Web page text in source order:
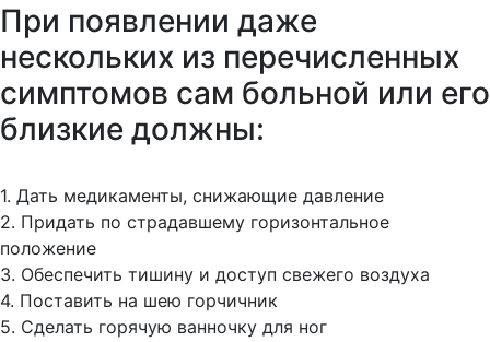
При появлении даже
нескольких из перечисленных
симптомов сам больной или его
близкие должны:
1. Дать медикаменты, снижающие давление
2. Придать по страдавшему горизонтальное
положение
3. Обеспечить тишину и доступ свежего воздуха
4. Поставить на шею горчичник
5. Сделать горячую ванночку для ног